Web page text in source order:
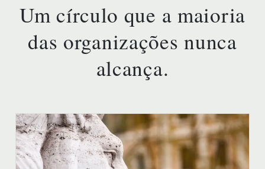
Um círculo que a maioria
das organizações nunca
alcança.